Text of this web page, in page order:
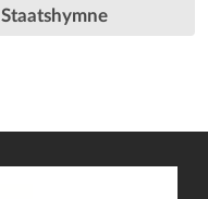
Staatshymne